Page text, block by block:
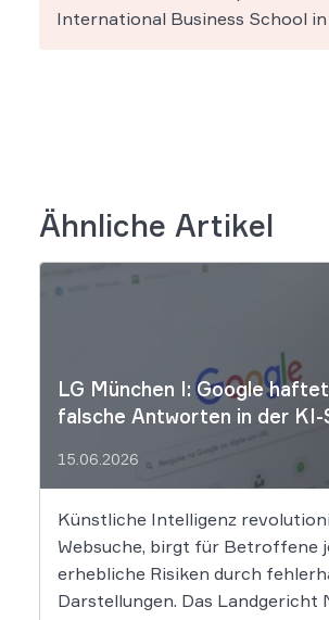
International Business School in
Ähnliche Artikel
LG München I: Google
falsche Antworten in der KI-
15.06.2026
Künstliche Intelligenz
Websuche, birgt für Betroffene
erhebliche Risiken durch
Darstellungen. Das Landgericht